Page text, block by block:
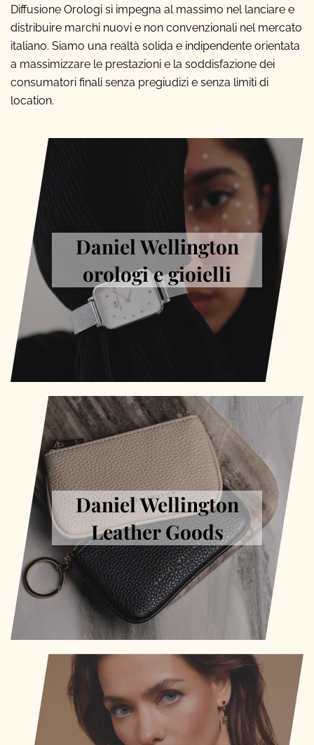
Diffusione Orologi si impegna al massimo nel lanciare e
distribuire marchi nuovi e non convenzionali nel mercato
italiano. Siamo una realtà solida e indipendente orientata
a massimizzare le prestazioni e la soddisfazione dei
consumatori finali senza pregiudizi e senza limiti di
location.
Daniel Wellington
orologi e gioielli
Daniel Wellington
Leather Goods